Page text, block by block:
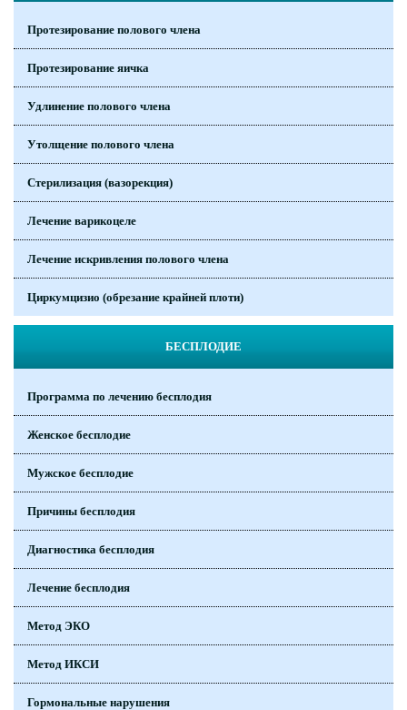
Протезирование полового члена
Протезирование яичка
Удлинение полового члена
Утолщение полового члена
Стерилизация (вазорекция)
Лечение варикоцеле
Лечение искривления полового члена
Циркумцизио (обрезание крайней плоти)
БЕСПЛОДИЕ
Программа по лечению бесплодия
Женское бесплодие
Мужское бесплодие
Причины бесплодия
Диагностика бесплодия
Лечение бесплодия
Метод ЭКО
Метод ИКСИ
Гормональные нарушения